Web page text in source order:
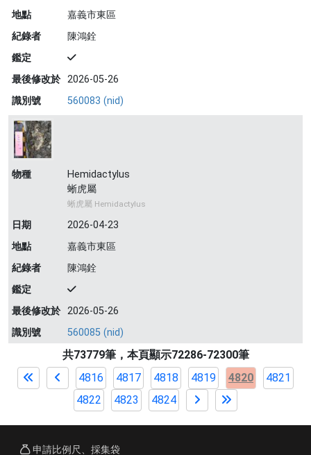
地點
嘉義市東區
紀錄者
陳鴻銓
鑑定
最後修改於 2026-05-26
識別號
560083 (nid)
物種
Hemidactylus
蜥虎屬
蜥虎屬 Hemidactylus
日期
2026-04-23
地點
嘉義市東區
紀錄者
陳鴻銓
鑑定
最後修改於 2026-05-26
識別號
560085 (nid)
共73779筆，本頁顯示72286-72300筆
4816
4817 4818 4819 4820
4821
4822
4823 4824
申請比例尺、採集袋